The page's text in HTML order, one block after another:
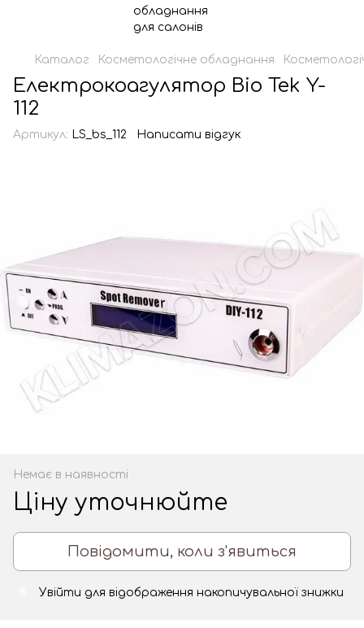
Каталог Косметологічне обладнання
Електрокоагулятор Bio Tek Y-
112
Артикул: LS_bs_112 Написати відгук
Немає в наявності
Ціну уточнюйте
Повідомити, коли з'явиться
Увійти для відображення накопичувальної знижки